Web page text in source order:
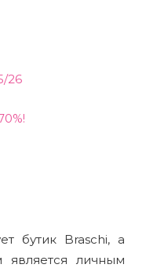
26
бутик Braschi, а
является личным